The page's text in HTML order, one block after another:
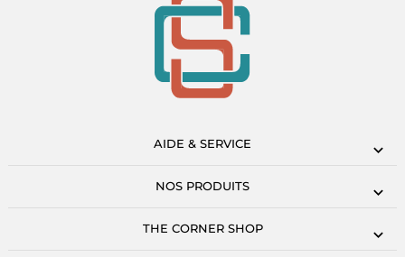
AIDE & SERVICE
NOS PRODUITS
THE CORNER SHOP